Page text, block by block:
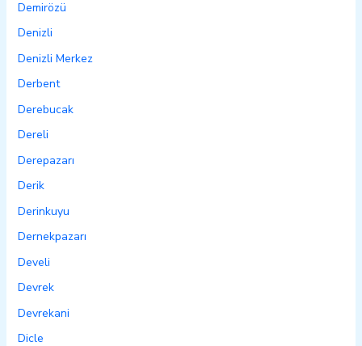
Demirözü
Denizli
Denizli Merkez
Derbent
Derebucak
Dereli
Derepazarı
Derik
Derinkuyu
Dernekpazarı
Develi
Devrek
Devrekani
Dicle